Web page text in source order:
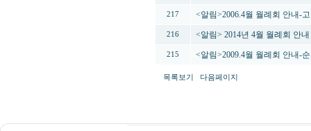
217 <알림>2006.4월 월례회 안내-
216 <알림> 2014년 4월 월례회 안
215 <알림>2009.4월 월례회 안내-
목록보기 다음페이지